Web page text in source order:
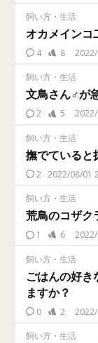
飼い方・生活
オカメインコ
4 8
飼い方・生活
文鳥さん♂が
2 5
飼い方・生活
撫でていると
2 2022/08/01
飼い方・生活
荒鳥のコザク
1 6
飼い方・生活
ごはんの好き
ますか？
0 2
飼い方・生活